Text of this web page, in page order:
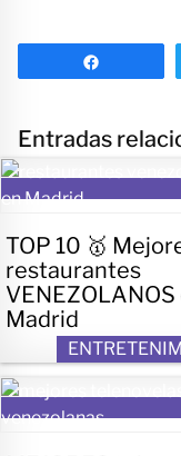
Entradas
TOP 10 🥇
restaurantes
VENEZOLANOS
Madrid